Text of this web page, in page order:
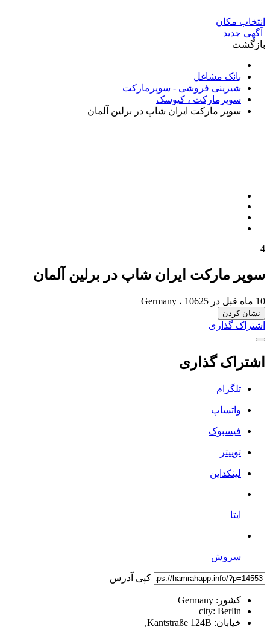
انتخاب مکان
آگهی جدید
بازگشت
بانک مشاغل
شیرینی فروشی - سوپرمارکت
سوپرمارکت ، کیوسک
سوپر مارکت ایران شاپ در برلین آلمان
سوپر مارکت ایران شاپ در برلین آلمان
10 ماه قبل در Germany ، 10625
نشان کردن
اشتراک گذاری
اشتراک گذاری
تلگرام
واتساپ
فیسبوک
توییتر
لینکداین
ایتا
سروش
کپی آدرس
کشور:
city:Berlin
خیابان:Kantstraße 124B,